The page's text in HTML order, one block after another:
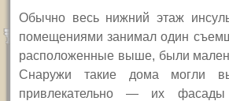
Обычно весь нижний этаж
помещениями занимал один
расположенные выше, были
Снаружи такие дома могли
привлекательно — их фасады